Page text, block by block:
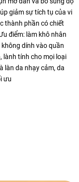
giảm sự tích tụ của vi
thành phần có chiết
điểm: làm khô nhân
dính vào quần
lành tính cho mọi loại
làn da nhạy cảm, da
ưu